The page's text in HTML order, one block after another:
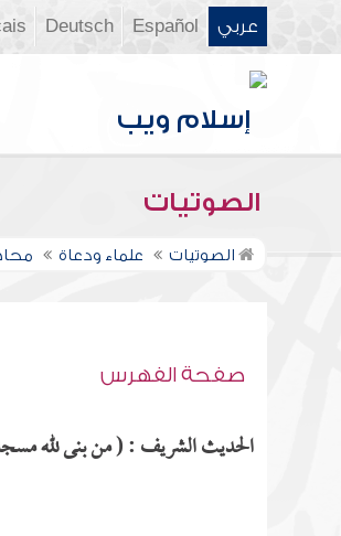
عربي Español
Deutsch
الصوتيات
الصوتيات علماء ودعاة
صفحة الفهرس
الحديث الشريف : ( من بنى لله مسجداً،